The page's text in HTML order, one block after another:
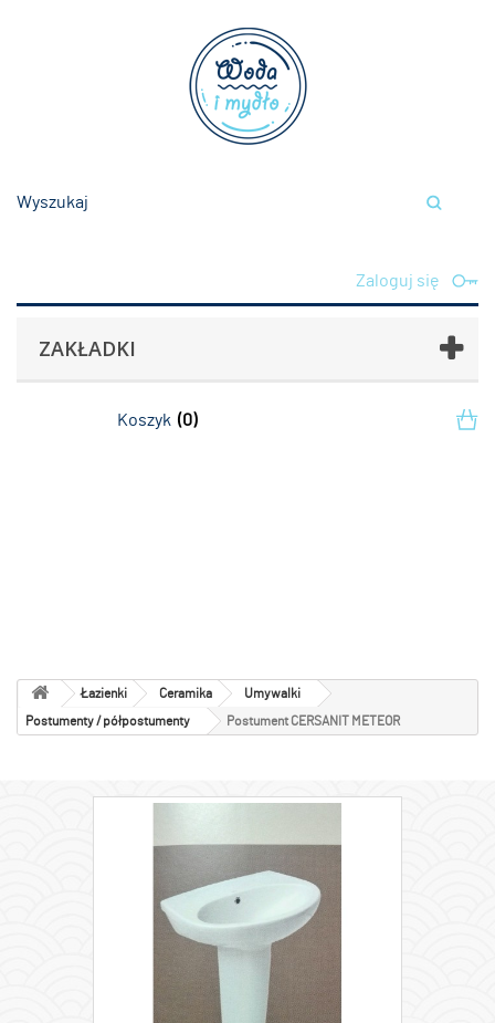
Zaloguj się
ZAKŁADKI
Koszyk (0)
Łazienki Ceramika Umywalki
Postumenty / półpostumenty Postument CERSANIT METEOR